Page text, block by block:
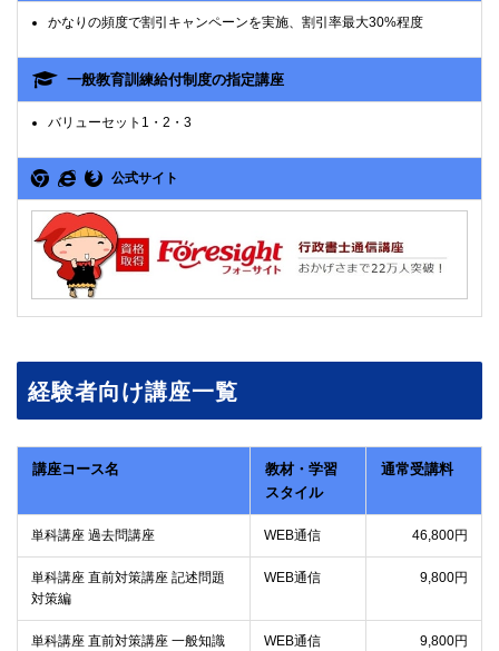
かなりの頻度で割引キャンペーンを実施、割引率最大30%程度
一般教育訓練給付制度の指定講座
バリューセット1・2・3
公式サイト
経験者向け講座一覧
講座コース名
教材・学習
スタイル
通常受講料
単科講座 過去問講座 WEB通信 46,800円
単科講座 直前対策講座 記述問題
対策編
WEB通信 9,800円
単科講座 直前対策講座 一般知識
WEB通信 9,800円